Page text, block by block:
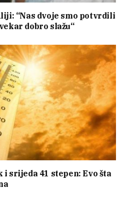
“Nas dvoje smo potvrdili
dobro slažu“
srijeda 41 stepen: Evo šta